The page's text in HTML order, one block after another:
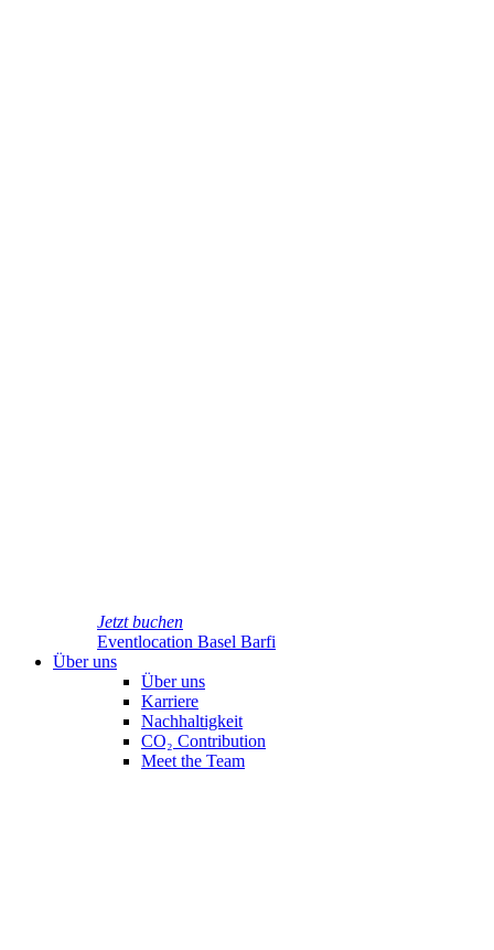
Jetzt buchen
Eventlocation Basel Barfi
Über uns
Über uns
Karriere
Nachhaltigkeit
CO₂ Contribution
Meet the Team